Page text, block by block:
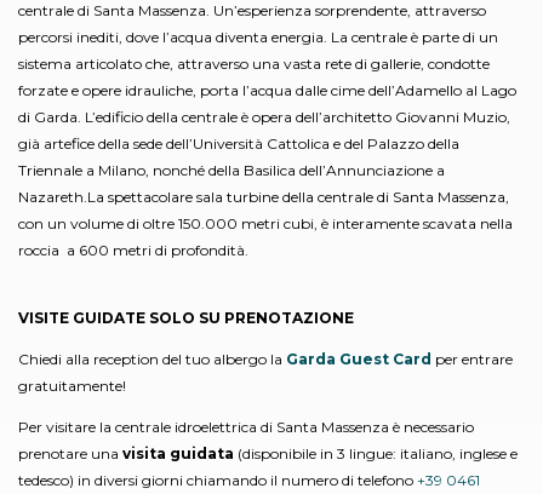
centrale di Santa Massenza. Un’esperienza sorprendente, attraverso
percorsi inediti, dove l’acqua diventa energia. La centrale è parte di un
sistema articolato che, attraverso una vasta rete di gallerie, condotte
forzate e opere idrauliche, porta l’acqua dalle cime dell’Adamello al Lago
di Garda. L’edificio della centrale è opera dell’architetto Giovanni Muzio,
già artefice della sede dell’Università Cattolica e del Palazzo della
Triennale a Milano, nonché della Basilica dell’Annunciazione a
Nazareth.La spettacolare sala turbine della centrale di Santa Massenza,
con un volume di oltre 150.000 metri cubi, è interamente scavata nella
roccia a 600 metri di profondità.
VISITE GUIDATE SOLO SU PRENOTAZIONE
Chiedi alla reception del tuo albergo la Garda Guest Card per entrare
gratuitamente!
Per visitare la centrale idroelettrica di Santa Massenza è necessario
prenotare una visita guidata (disponibile in 3 lingue: italiano, inglese e
tedesco) in diversi giorni chiamando il numero di telefono +39 0461